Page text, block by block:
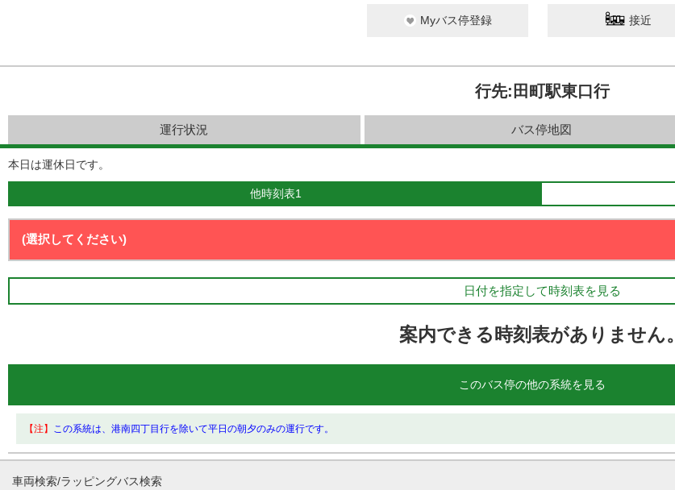
Myバス停登録 接近
行先:田町駅東口行
運行状況 バス停地図
本日は運休日です。
他時刻表1
日付を指定して時刻表を見る
案内できる時刻表がありません。
このバス停の他の系統を見る
【注】 この系統は、港南四丁目行を除いて平日の朝夕のみの運行です。
車両検索/ラッピングバス検索